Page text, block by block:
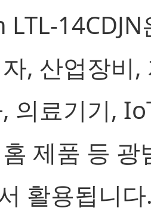
LTL-14CDJN
, 산업장비,
의료기기,
제품 등 광
활용됩니